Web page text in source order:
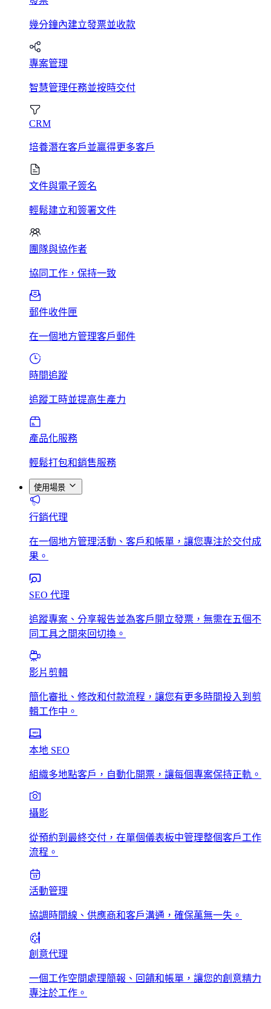
幾分鐘內建立發票並收款
專案管理
智慧管理任務並按時交付
CRM
培養潛在客戶並贏得更多客戶
文件與電子簽名
輕鬆建立和簽署文件
團隊與協作者
協同工作，保持一致
郵件收件匣
在一個地方管理客戶郵件
時間追蹤
追蹤工時並提高生產力
產品化服務
輕鬆打包和銷售服務
使用場景
行銷代理
在一個地方管理活動、客戶和帳單，讓您專注於交付成
果。
SEO 代理
追蹤專案、分享報告並為客戶開立發票，無需在五個不
同工具之間來回切換。
影片剪輯
簡化審批、修改和付款流程，讓您有更多時間投入到剪
輯工作中。
本地 SEO
組織多地點客戶，自動化開票，讓每個專案保持正軌。
攝影
從預約到最終交付，在單個儀表板中管理整個客戶工作
流程。
活動管理
協調時間線、供應商和客戶溝通，確保萬無一失。
創意代理
一個工作空間處理簡報、回饋和帳單，讓您的創意精力
專注於工作。